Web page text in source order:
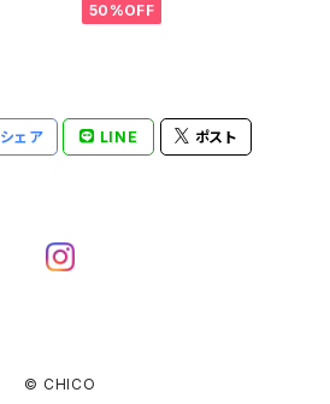
50%OFF
シェア LINE ポスト
© CHICO